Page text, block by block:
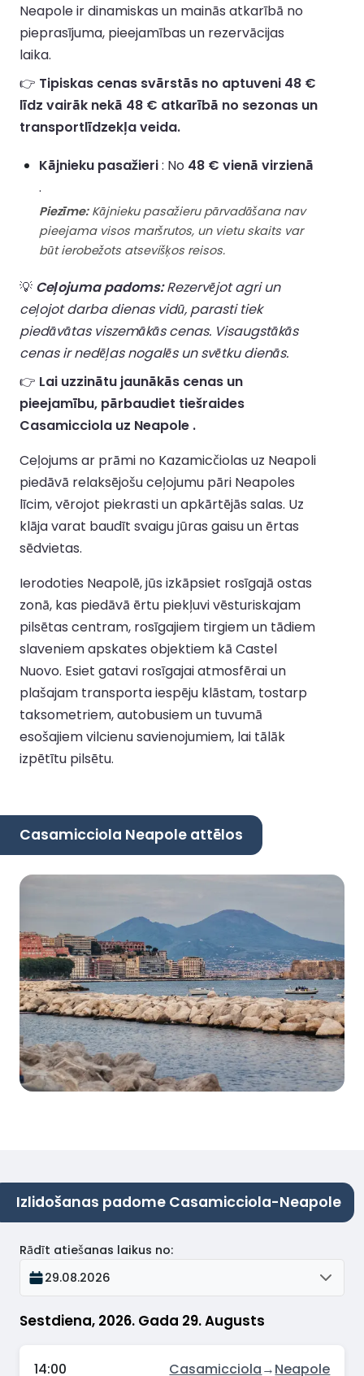
Neapole ir dinamiskas un mainās atkarībā no
pieprasījuma, pieejamības un rezervācijas
laika.
👉 Tipiskas cenas svārstās no aptuveni 48 €
līdz vairāk nekā 48 € atkarībā no sezonas un
transportlīdzekļa veida.
Kājnieku pasažieri: No 48 € vienā virzienā
.
Piezīme:Kājnieku pasažieru pārvadāšana nav
pieejama visos maršrutos, un vietu skaits var
būt ierobežots atsevišķos reisos.
💡 Ceļojuma padoms:Rezervējot agri un
ceļojot darba dienas vidū, parasti tiek
piedāvātas viszemākās cenas. Visaugstākās
cenas ir nedēļas nogalēs un svētku dienās.
👉 Lai uzzinātu jaunākās cenas un
pieejamību, pārbaudiet tiešraides
Casamicciola uz Neapole .
Ceļojums ar prāmi no Kazamicčiolas uz Neapoli
piedāvā relaksējošu ceļojumu pāri Neapoles
līcim, vērojot piekrasti un apkārtējās salas. Uz
klāja varat baudīt svaigu jūras gaisu un ērtas
sēdvietas.
Ierodoties Neapolē, jūs izkāpsiet rosīgajā ostas
zonā, kas piedāvā ērtu piekļuvi vēsturiskajam
pilsētas centram, rosīgajiem tirgiem un tādiem
slaveniem apskates objektiem kā Castel
Nuovo. Esiet gatavi rosīgajai atmosfērai un
plašajam transporta iespēju klāstam, tostarp
taksometriem, autobusiem un tuvumā
esošajiem vilcienu savienojumiem, lai tālāk
izpētītu pilsētu.
Casamicciola Neapole attēlos
Izlidošanas padome Casamicciola-Neapole
Sestdiena, 2026. Gada 29. Augusts
Rādīt atiešanas laikus no:
29.08.2026
14:00 Casamicciola→Neapole